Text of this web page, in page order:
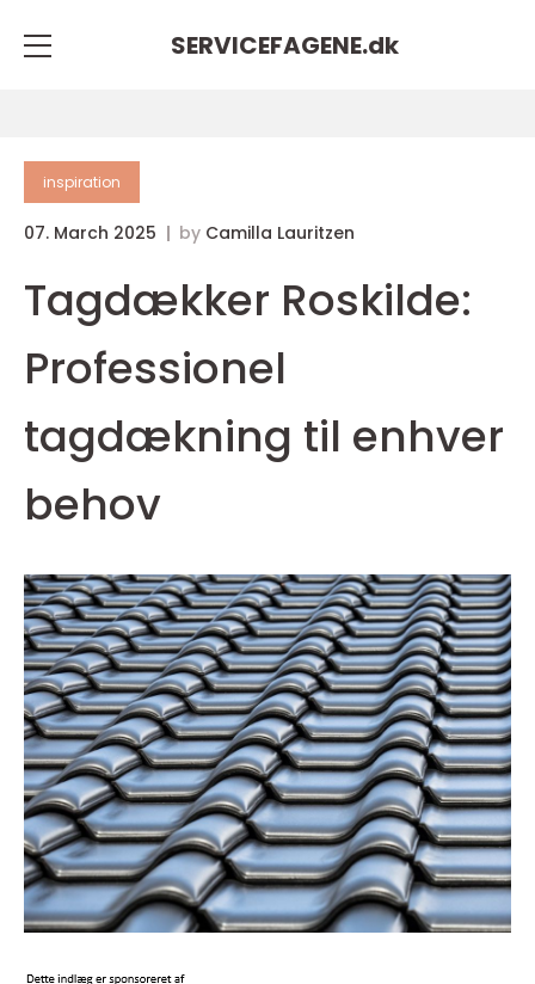
SERVICEFAGENE.dk
inspiration
07. March 2025 by Camilla Lauritzen
Tagdækker Roskilde:
Professionel
tagdækning til enhver
behov